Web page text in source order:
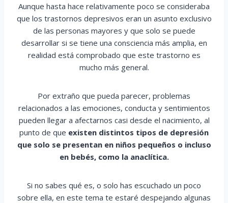
Aunque hasta hace relativamente poco se consideraba
que los trastornos depresivos eran un asunto exclusivo
de las personas mayores y que solo se puede
desarrollar si se tiene una consciencia más amplia, en
realidad está comprobado que este trastorno es
mucho más general.
Por extraño que pueda parecer, problemas
relacionados a las emociones, conducta y sentimientos
pueden llegar a afectarnos casi desde el nacimiento, al
punto de que existen distintos tipos de depresión
que solo se presentan en niños pequeños o incluso
en bebés, como la anaclítica.
Si no sabes qué es, o solo has escuchado un poco
sobre ella, en este tema te estaré despejando algunas